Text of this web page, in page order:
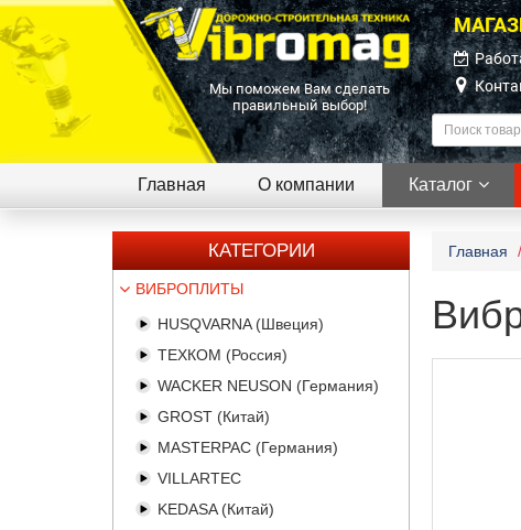
Мы поможем Вам сделать
правильный выбор!
Главная О компании Каталог
КАТЕГОРИИ
ВИБРОПЛИТЫ
HUSQVARNA (Швеция)
ТЕХКОМ (Россия)
WACKER NEUSON (Германия)
GROST (Китай)
MASTERPAC (Германия)
VILLARTEC
KEDASA (Китай)
Главная